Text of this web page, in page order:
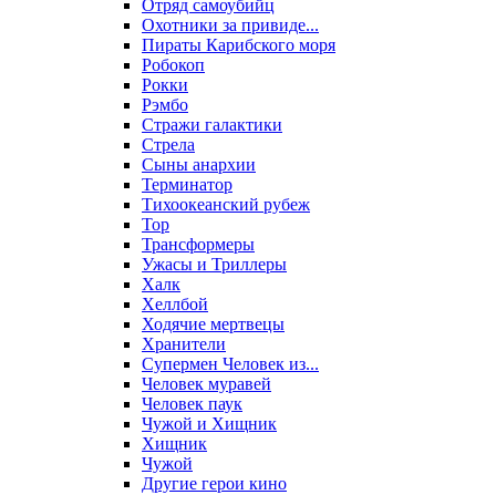
Отряд самоубийц
Охотники за привиде...
Пираты Карибского моря
Робокоп
Рокки
Рэмбо
Стражи галактики
Стрела
Сыны анархии
Терминатор
Тихоокеанский рубеж
Тор
Трансформеры
Ужасы и Триллеры
Халк
Хеллбой
Ходячие мертвецы
Хранители
Супермен Человек из...
Человек муравей
Человек паук
Чужой и Хищник
Хищник
Чужой
Другие герои кино